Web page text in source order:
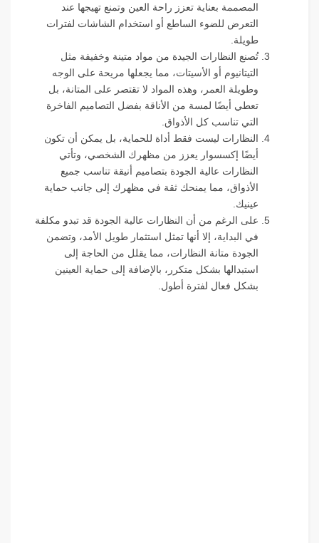
المصممة بعناية تعزز راحة العين وتمنع تهيجها عند
التعرض للضوء الساطع أو استخدام الشاشات لفترات
طويلة.
تُصنع النظارات الجيدة من مواد متينة وخفيفة مثل
التيتانيوم أو الأسيتات، مما يجعلها مريحة على الوجه
وطويلة العمر، وهذه المواد لا تقتصر على المتانة، بل
تعطي أيضًا لمسة من الأناقة بفضل التصاميم الفاخرة
التي تناسب كل الأذواق.
النظارات ليست فقط أداة للحماية، بل يمكن أن تكون
أيضًا إكسسوار يعزز من مظهرك الشخصي، وتأتي
النظارات عالية الجودة بتصاميم أنيقة تناسب جميع
الأذواق، مما يمنحك ثقة في مظهرك إلى جانب حماية
عينيك.
على الرغم من أن النظارات عالية الجودة قد تبدو مكلفة
في البداية، إلا أنها تمثل استثمار طويل الأمد، وتضمن
الجودة متانة النظارات، مما يقلل من الحاجة إلى
استبدالها بشكل متكرر، بالإضافة إلى حماية العينين
بشكل فعال لفترة أطول.